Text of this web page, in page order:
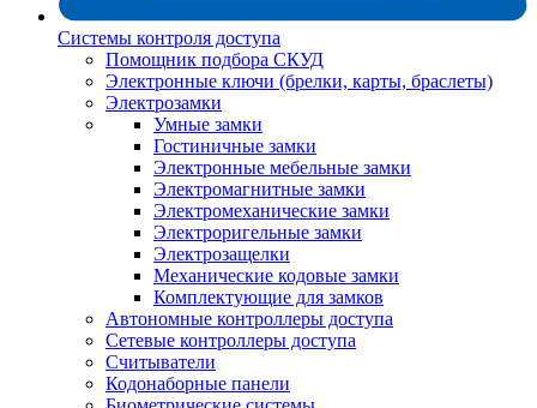
Системы контроля доступа
Помощник подбора СКУД
Электронные ключи (брелки, карты, браслеты)
Электрозамки
Умные замки
Гостиничные замки
Электронные мебельные замки
Электромагнитные замки
Электромеханические замки
Электроригельные замки
Электрозащелки
Механические кодовые замки
Комплектующие для замков
Автономные контроллеры доступа
Сетевые контроллеры доступа
Считыватели
Кодонаборные панели